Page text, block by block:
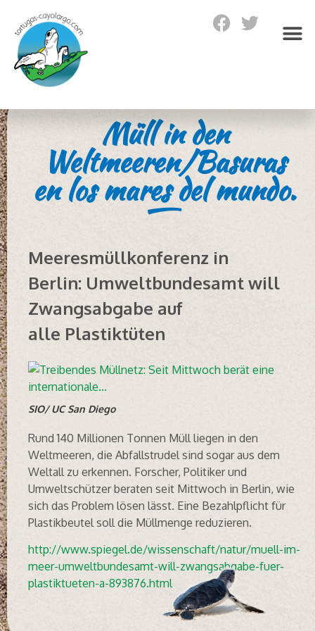
Müll in den
Weltmeeren/Basuras
en los mares del mundo.
Meeresmüllkonferenz in
Berlin: Umweltbundesamt will
Zwangsabgabe auf
alle Plastiktüten
SIO/ UC San Diego
Rund 140 Millionen Tonnen Müll liegen in den
Weltmeeren, die Abfallstrudel sind sogar aus dem
Weltall zu erkennen. Forscher, Politiker und
Umweltschützer beraten seit Mittwoch in Berlin, wie
sich das Problem lösen lässt. Eine Bezahlpflicht für
Plastikbeutel soll die Müllmenge reduzieren.
http://www.spiegel.de/wissenschaft/natur/muell-im-
meer-umweltbundesamt-will-zwangsabgabe-fuer-
plastiktueten-a-893876.html